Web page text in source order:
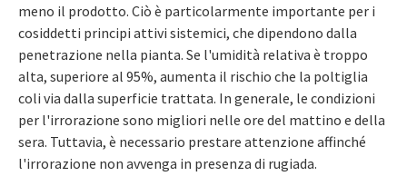
meno il prodotto. Ciò è particolarmente importante per i
cosiddetti principi attivi sistemici, che dipendono dalla
penetrazione nella pianta. Se l'umidità relativa è troppo
alta, superiore al 95%, aumenta il rischio che la poltiglia
coli via dalla superficie trattata. In generale, le condizioni
per l'irrorazione sono migliori nelle ore del mattino e della
sera. Tuttavia, è necessario prestare attenzione affinché
l'irrorazione non avvenga in presenza di rugiada.